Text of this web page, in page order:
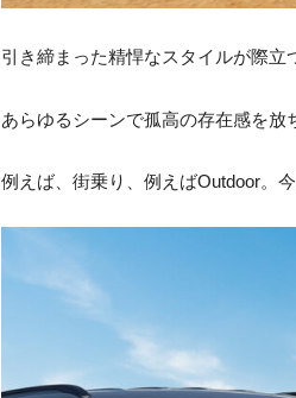
引き締まった精悍なスタイルが際立
あらゆるシーンで孤高の存在感を放
例えば、街乗り、例えばOutdoor。今